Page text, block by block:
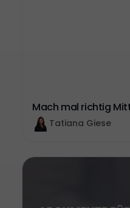
Mach mal richtig
Tatiana Giese